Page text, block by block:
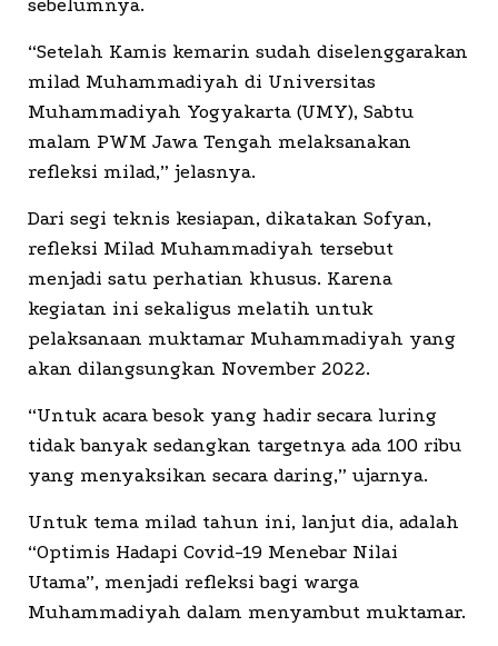
sebelumnya.
“Setelah Kamis kemarin sudah diselenggarakan
milad Muhammadiyah di Universitas
Muhammadiyah Yogyakarta (UMY), Sabtu
malam PWM Jawa Tengah melaksanakan
refleksi milad,” jelasnya.
Dari segi teknis kesiapan, dikatakan Sofyan,
refleksi Milad Muhammadiyah tersebut
menjadi satu perhatian khusus. Karena
kegiatan ini sekaligus melatih untuk
pelaksanaan muktamar Muhammadiyah yang
akan dilangsungkan November 2022.
“Untuk acara besok yang hadir secara luring
tidak banyak sedangkan targetnya ada 100 ribu
yang menyaksikan secara daring,” ujarnya.
Untuk tema milad tahun ini, lanjut dia, adalah
“Optimis Hadapi Covid-19 Menebar Nilai
Utama”, menjadi refleksi bagi warga
Muhammadiyah dalam menyambut muktamar.